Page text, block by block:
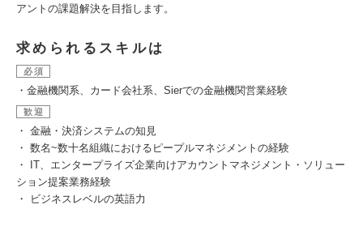
アントの課題解決を目指します。
求められるスキルは
必須
・金融機関系、カード会社系、Sierでの金融機関営業経験
歓迎
・ 金融・決済システムの知見
・ 数名~数十名組織におけるピープルマネジメントの経験
・ IT、エンタープライズ企業向けアカウントマネジメント・ソリュー
ション提案業務経験
・ ビジネスレベルの英語力